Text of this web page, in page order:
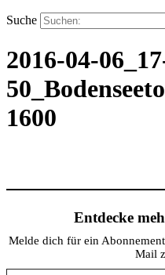
Suche
2016-04-
1600
Entdecke
Melde dich für ein
Mail
Gib deine E-Mail-Adresse ein ...